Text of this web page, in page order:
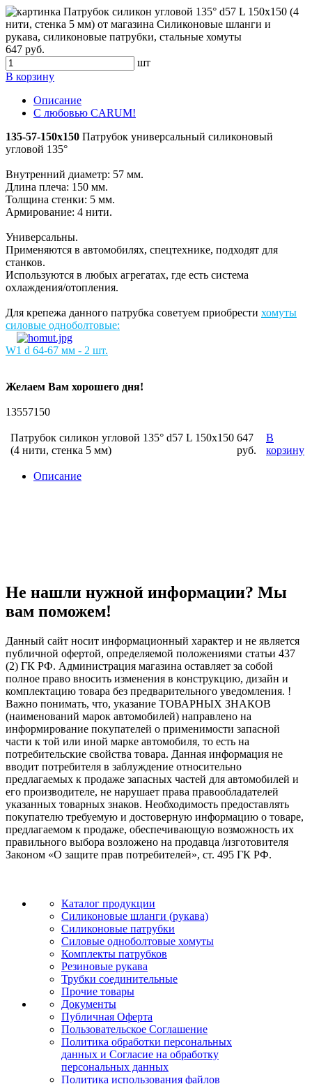
647 руб.
шт
В корзину
Описание
С любовью CARUM!
135-57-150x150 Патрубок универсальный силиконовый
угловой 135°
Внутренний диаметр: 57 мм.
Длина плеча: 150 мм.
Толщина стенки: 5 мм.
Армирование: 4 нити.
Универсальны.
Применяются в автомобилях, спецтехнике, подходят для
станков.
Используются в любых агрегатах, где есть система
охлаждения/отопления.
Для крепежа данного патрубка советуем приобрести хомуты
силовые одноболтовые:
W1 d 64-67 мм - 2 шт.
Желаем Вам хорошего дня!
13557150
Патрубок силикон угловой 135° d57 L 150x150
(4 нити, стенка 5 мм)
647
руб.
В
корзину
Описание
Не нашли нужной информации? Мы
вам поможем!
Данный сайт носит информационный характер и не является
публичной офертой, определяемой положениями статьи 437
(2) ГК РФ. Администрация магазина оставляет за собой
полное право вносить изменения в конструкцию, дизайн и
комплектацию товара без предварительного уведомления. !
Важно понимать, что, указание ТОВАРНЫХ ЗНАКОВ
(наименований марок автомобилей) направлено на
информирование покупателей о применимости запасной
части к той или иной марке автомобиля, то есть на
потребительские свойства товара. Данная информация не
вводит потребителя в заблуждение относительно
предлагаемых к продаже запасных частей для автомобилей и
его производителе, не нарушает права правообладателей
указанных товарных знаков. Необходимость предоставлять
покупателю требуемую и достоверную информацию о товаре,
предлагаемом к продаже, обеспечивающую возможность их
правильного выбора возложено на продавца /изготовителя
Законом «О защите прав потребителей», ст. 495 ГК РФ.
Каталог продукции
Силиконовые шланги (рукава)
Силиконовые патрубки
Силовые одноболтовые хомуты
Комплекты патрубков
Резиновые рукава
Трубки соединительные
Прочие товары
Документы
Публичная Оферта
Пользовательское Соглашение
Политика обработки персональных
данных и Согласие на обработку
персональных данных
Политика использования файлов